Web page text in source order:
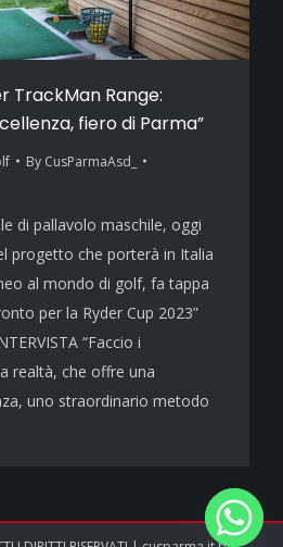
TrackMan Range:
fiero di Parma”
By CusParmaAsd_
di pallavolo maschile, oggi
progetto che porterà in Italia
al mondo di golf, fa tappa
per la Ryder Cup 2023”
“Faccio i
realtà, che offre una
uno straordinario metodo